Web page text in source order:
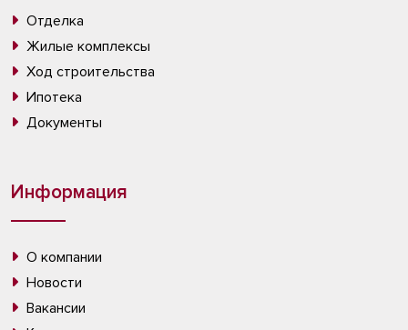
Отделка
Жилые комплексы
Ход строительства
Ипотека
Документы
Информация
О компании
Новости
Вакансии